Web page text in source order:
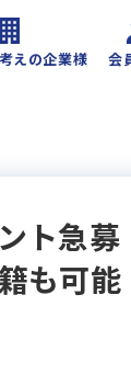
えの企業様 会
ト急募
も可能